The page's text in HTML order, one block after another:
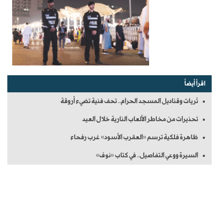
اقرأ أيضاً
ثريات وقناديل المسجد الحرام.. تحف فنية تضيء أروقة
تحذيرات من مخاطر الألعاب النارية خلال العيد
ظاهرة فلكية ترسم «العقرب الأسود» غرب رفحاء
السيرة ووعي التفاصيل.. في كتاب «نوف»